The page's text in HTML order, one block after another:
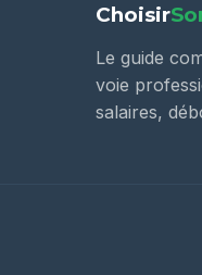
Choisir
Le guide
voie
salaires,